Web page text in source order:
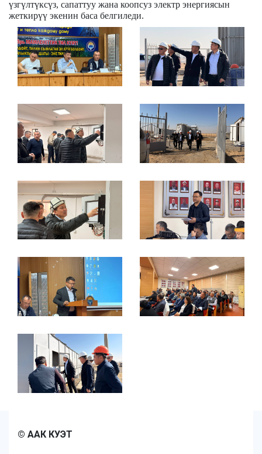
үзгүлтүксүз, сапаттуу жана коопсуз электр энергиясын
жеткирүү экенин баса белгиледи.
© ААК КУЭТ